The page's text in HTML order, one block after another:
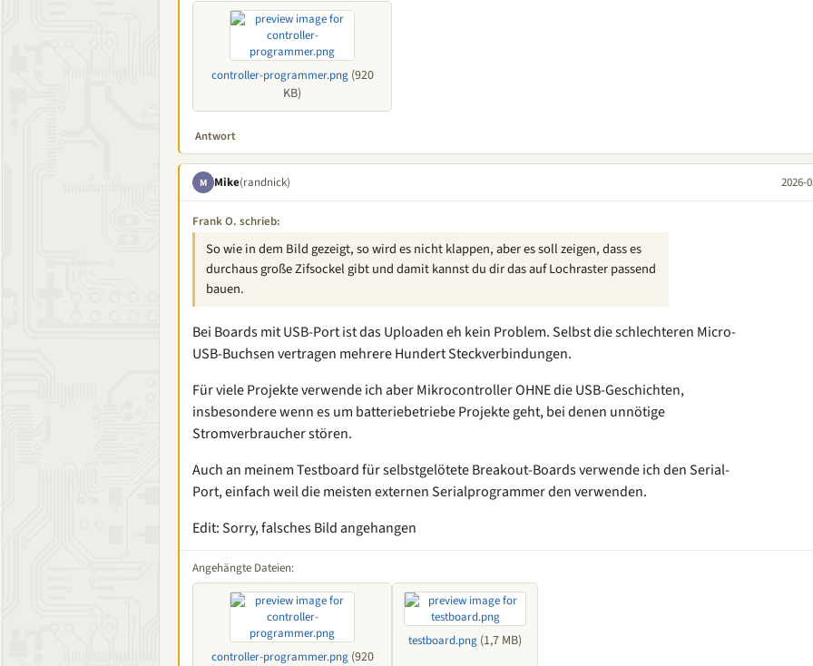
controller-programmer.png(920
KB)
Antwort
M Mike(randnick) 2026-
Frank O. schrieb:
So wie in dem Bild gezeigt, so wird es nicht klappen, aber es soll zeigen, dass es
durchaus große Zifsockel gibt und damit kannst du dir das auf Lochraster passend
bauen.
Bei Boards mit USB-Port ist das Uploaden eh kein Problem. Selbst die schlechteren Micro-
USB-Buchsen vertragen mehrere Hundert Steckverbindungen.
Für viele Projekte verwende ich aber Mikrocontroller OHNE die USB-Geschichten,
insbesondere wenn es um batteriebetriebe Projekte geht, bei denen unnötige
Stromverbraucher stören.
Auch an meinem Testboard für selbstgelötete Breakout-Boards verwende ich den Serial-
Port, einfach weil die meisten externen Serialprogrammer den verwenden.
Edit: Sorry, falsches Bild angehangen
Angehängte Dateien:
controller-programmer.png(920
testboard.png (1,7 MB)